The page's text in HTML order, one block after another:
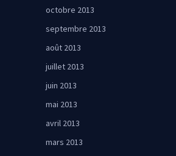
octobre 2013
septembre 2013
août 2013
juillet 2013
juin 2013
mai 2013
avril 2013
mars 2013